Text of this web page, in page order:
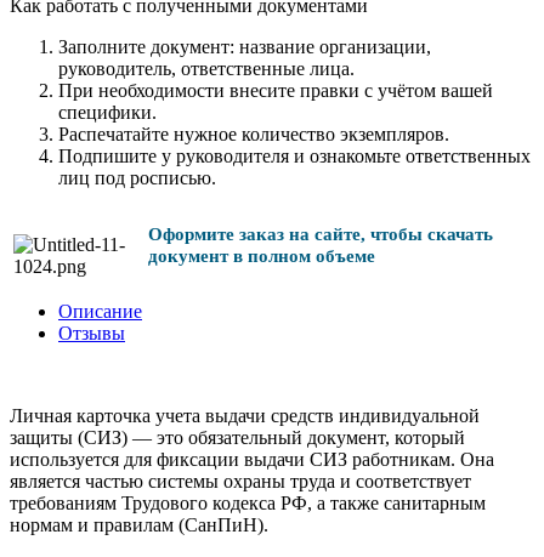
Как работать с полученными документами
Заполните документ: название организации,
руководитель, ответственные лица.
При необходимости внесите правки с учётом вашей
специфики.
Распечатайте нужное количество экземпляров.
Подпишите у руководителя и ознакомьте ответственных
лиц под росписью.
Оформите заказ на сайте, чтобы скачать
документ в полном объеме
Описание
Отзывы
Личная карточка учета выдачи средств индивидуальной
защиты (СИЗ) — это обязательный документ, который
используется для фиксации выдачи СИЗ работникам. Она
является частью системы охраны труда и соответствует
требованиям Трудового кодекса РФ, а также санитарным
нормам и правилам (СанПиН).